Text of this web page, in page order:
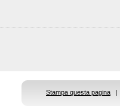
Stampa questa pagina |